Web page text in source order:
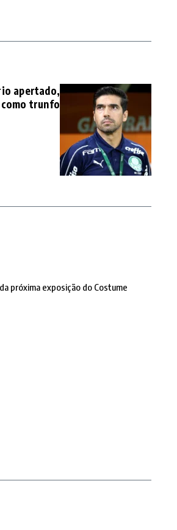
apertado,
como trunfo
próxima exposição do Costume